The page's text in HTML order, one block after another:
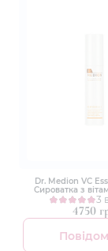
Dr. Medion VC
Сироватка з
3
4750